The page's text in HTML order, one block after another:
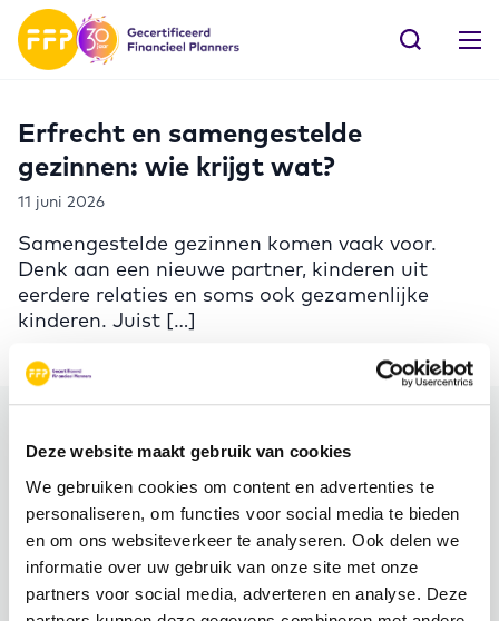
Deze website maakt gebruik van cookies
We gebruiken cookies om content en advertenties te
personaliseren, om functies voor social media te bieden
en om ons websiteverkeer te analyseren. Ook delen we
informatie over uw gebruik van onze site met onze
partners voor social media, adverteren en analyse. Deze
Erfrecht en samengestelde
gezinnen: wie krijgt wat?
11 juni 2026
Samengestelde gezinnen komen vaak voor.
Denk aan een nieuwe partner, kinderen uit
eerdere relaties en soms ook gezamenlijke
kinderen. Juist […]
Meer FFP
Word ambassadeur!
Evenementen
Schrijf je in voor de nieuwsbrief: Jouw Plan –
Financiële planning voor een goed leven!